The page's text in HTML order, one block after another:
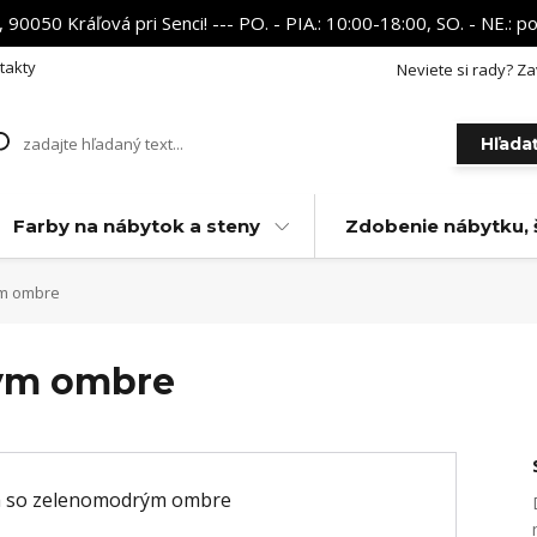
Kráľová pri Senci! --- PO. - PIA.: 10:00-18:00, SO. -
Neviete si rady?
Farby na nábytok a steny Zdobenie nábytku,
ombre
ombre